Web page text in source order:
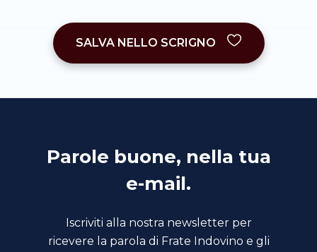
SALVA NELLO SCRIGNO
Parole buone, nella tua
e-mail.
Iscriviti alla nostra newsletter per
ricevere la parola di Frate Indovino e gli